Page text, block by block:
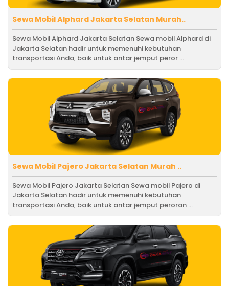
Sewa Mobil Alphard Jakarta Selatan Murah..
Sewa Mobil Alphard Jakarta Selatan Sewa mobil Alphard di
Jakarta Selatan hadir untuk memenuhi kebutuhan
transportasi Anda, baik untuk antar jemput peror ...
Sewa Mobil Pajero Jakarta Selatan Murah ..
Sewa Mobil Pajero Jakarta Selatan Sewa mobil Pajero di
Jakarta Selatan hadir untuk memenuhi kebutuhan
transportasi Anda, baik untuk antar jemput peroran ...